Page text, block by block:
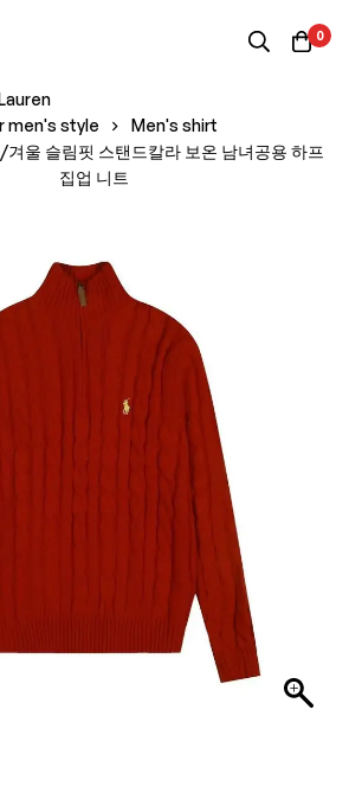
0
men's style
Men's shirt
울 슬림핏 스탠드칼라 보온 남녀공용 하프
집업 니트